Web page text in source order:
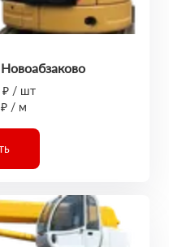
₽ / шт
₽ / м